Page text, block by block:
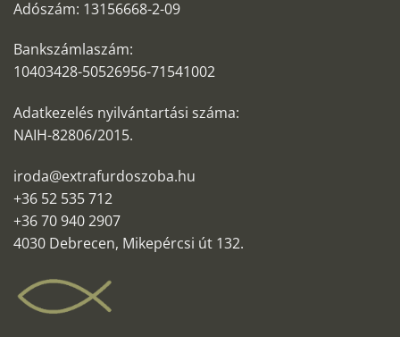
Adószám: 13156668-2-09
Bankszámlaszám:
10403428-50526956-71541002
Adatkezelés nyilvántartási száma:
NAIH-82806/2015.
iroda@extrafurdoszoba.hu
+36 52 535 712
+36 70 940 2907
4030 Debrecen, Mikepércsi út 132.